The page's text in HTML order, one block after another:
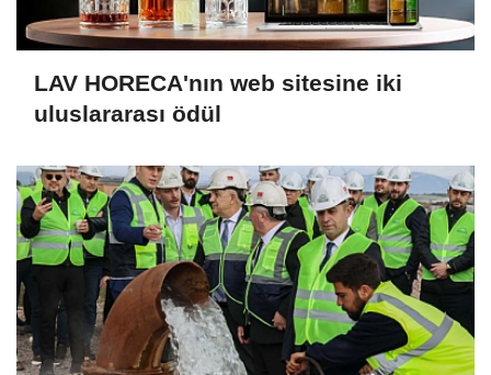
LAV HORECA'nın web sitesine iki
uluslararası ödül